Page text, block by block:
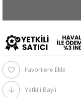
Favorilere Ekle
Yetkili Bayii